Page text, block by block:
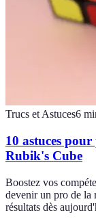
Trucs et Astuces6
10 astuces
Rubik's Cube
Boostez vos
devenir un pro de la
résultats dès